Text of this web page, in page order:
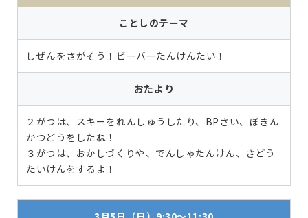
ことしのテーマ
しぜんをさがそう！ビーバーたんけんたい！
おたより
２がつは、スキーをれんしゅうしたり、BPさい、ぼきん
かつどうをしたね！
３がつは、おかしづくりや、でんしゃたんけん、さどう
たいけんをするよ！